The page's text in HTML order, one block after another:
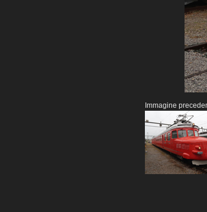
Immagine